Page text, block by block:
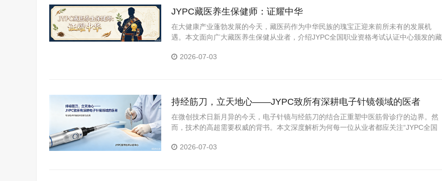
JYPC藏医养生保健师：证耀中华
在大健康产业蓬勃发展的今天，藏医药作为中华民族的瑰宝正迎来前所未有的发展机
遇。本文面向广大藏医养生保健从业者，介绍JYPC全国职业资格考试认证中心颁发的藏
2026-07-03
持经筋刀，立天地心——JYPC致所有深耕电子针镜领域的医者
在微创技术日新月异的今天，电子针镜与经筋刀的结合正重塑中医筋骨诊疗的边界。然
而，技术的高超需要权威的背书。本文深度解析为何每一位从业者都应关注“JYPC全国
2026-07-03